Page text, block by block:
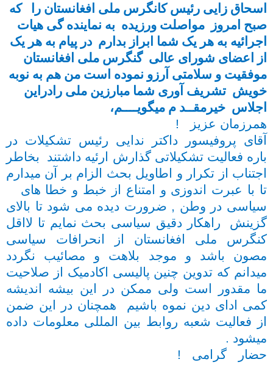
اسحاق زایی رئیس کانگرس ملی افغانستان را
که
صبح امروز مواصلت ورزیده به نماینده گی هیات
اجرائیه به هر یک شما ابراز بدارم در پیام به هر یک
از اعضای شورای عالی گنگرس ملی افغانستان
موفقیت و سلامتی آرزو نموده است من هم به نوبه
خویش تشریف آوری شما مبارزین ملی رادراین
اجلاس خیرمقــد م میگویــــم،
همرزمان عزیز !
آقای پروفیسور داکتر ندایی رئیس تشکیلات در
باره فعالیت تشکیلاتی گذارش ارئیه داشتند بخاطر
اجتناب از تکرار و اطاویل بحث الزام بر آن میدارم
تا با عبرت اندوزی و امتناع از خبط و خطا های
سیاسی در وطن , ضرورت دیده می شود تا بالای
گزینش راهکار دقیق سیاسی بحث نمایم تا لااقل
کنگرس ملی افغانستان از انحرافات سیاسی
مصون باشد و موجد بلاهت و مصائیب نگردد
میدانم که تدوین چنین پالیسی اکادمیک از صلاحیت
ما مقدور است ولی ممکن در این بیشه اندیشه
کمی ادای دین نموه باشیم همچنان در این ضمن
از فعالیت شعبه روابط بین المللی معلومات داده
میشود .
حضار گرامی !